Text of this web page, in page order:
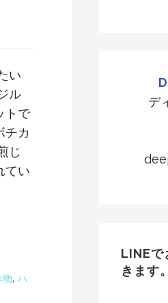
い
ル
トで
チカ
じ
てい
, ハ
デ
LINEで
きます